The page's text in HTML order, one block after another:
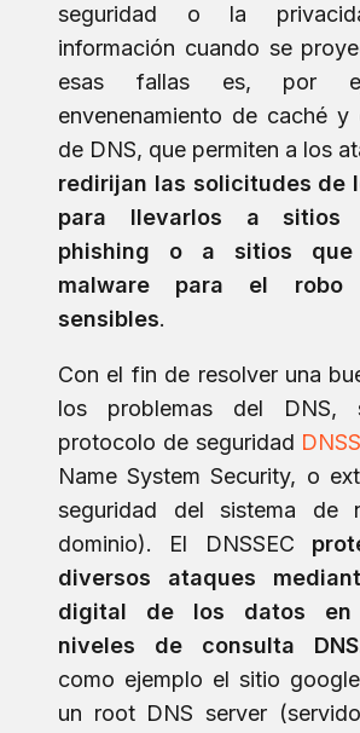
seguridad o la
información cuando se
esas fallas es, por
envenenamiento de caché y
de DNS, que permiten a los
redirijan las solicitudes de
para llevarlos a sitios
phishing o a sitios que
malware para el
sensibles.
Con el fin de resolver una
los problemas del
protocolo de seguridad
Name System Security, o
seguridad del sistema de
dominio). El DNSSEC
diversos ataques
digital de los datos en
niveles de consulta
como ejemplo el sitio
un root DNS server